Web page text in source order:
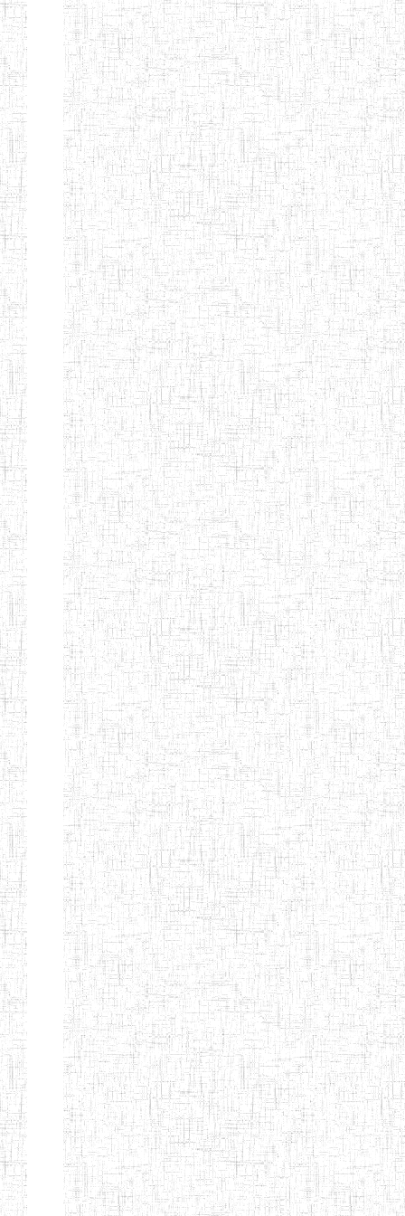
SAINT
ANDREW'S BTTC
28/12/2007 ENIEG
MODEL
INCLUSIVE
BILINGUAL
TEACHER
TRAINING
INSTITUTE
08/09/2015 ENIEG
CEFED/SPED/TTI
SANTA
17/11/2008 ENIEG
PTTC MBENGWI 06/08/1990 ENIEG
FULL GOSPEL
BTTC MBENGWI
02/10/1998 ENIEG
BAPTIST
TEACHERS
TRAINING
COLLEGE
08/08/1983 ENIEG
KENCHOLIA
TEACHER'S
TRAINING
COLLEGE
"K.T.T.C NDOP"
15/09/2015 ENIEG
ENIEG PRIVEE
BILINGUE
LAIQUE LES
PERFORMANCES
PEDAGOGIQUES
01/09/2015 ENIEG
ENIEG DU HAUT
NKAM
12/08/2013 ENIEG
ENIEG BILINGUE
DE L'IPEP DE
BANDJOUN
05/09/2003 ENIEG
ENIEG PRIVEE
NANFAH
07/09/2012 ENIEG
ENPIEG TERESA
JANE
14/03/2014 ENIEG